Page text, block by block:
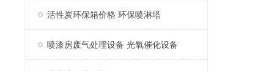
活性炭环保箱价格 环保喷淋塔
喷漆房废气处理设备 光氧催化设备